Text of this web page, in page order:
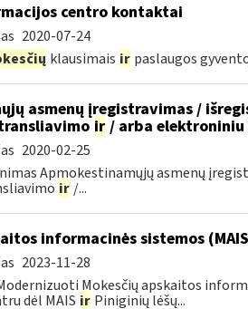
centro kontaktai
2020-07-24
klausimais ir paslaugos
asmenų įregistravimas /
ir/ arba elektroniniu
2020-02-25
Apmokestinamųjų asmenų
ir /...
informacinės sistemos
2023-11-28
Mokesčių apskaitos
dėl MAIS ir Piniginių lėšų...